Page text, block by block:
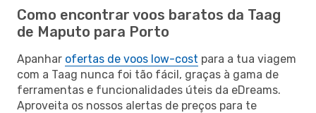
Como encontrar voos baratos da Taag
de Maputo para Porto
Apanhar ofertas de voos low-cost para a tua viagem
com a Taag nunca foi tão fácil, graças à gama de
ferramentas e funcionalidades úteis da eDreams.
Aproveita os nossos alertas de preços para te